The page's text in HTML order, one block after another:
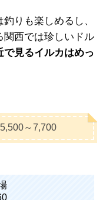
りも楽しめるし、
関西では珍しいドル
で見るイルカはめっ
～7,700